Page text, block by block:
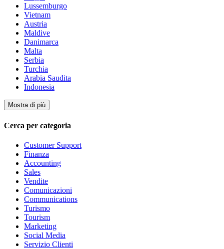
Lussemburgo
Vietnam
Austria
Maldive
Danimarca
Malta
Serbia
Turchia
Arabia Saudita
Indonesia
Mostra di più
Cerca per categoria
Customer Support
Finanza
Accounting
Sales
Vendite
Comunicazioni
Communications
Turismo
Tourism
Marketing
Social Media
Servizio Clienti